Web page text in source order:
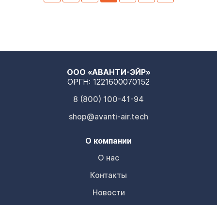
ООО «АВАНТИ-ЭЙР»
ОРГН: 1221600070152
8 (800) 100-41-94
shop@avanti-air.tech
О компании
О нас
Контакты
Новости